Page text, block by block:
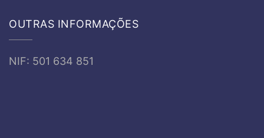
OUTRAS INFORMAÇÕES
NIF: 501 634 851